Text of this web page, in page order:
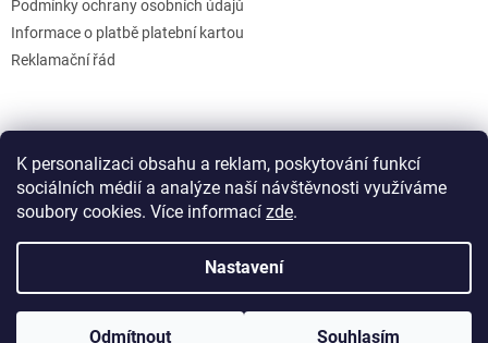
K personalizaci obsahu a reklam, poskytování funkcí
sociálních médií a analýze naší návštěvnosti využíváme
soubory cookies. Více informací zde.
Nastavení
Odmítnout Souhlasím
Podmínky ochrany osobních údajů
Informace o platbě platební kartou
Reklamační řád
. Všechna práva vyhrazena.